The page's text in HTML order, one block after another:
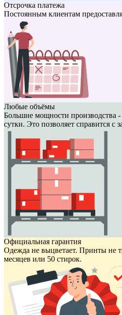
Отсрочка платежа
Постоянным клиентам
Любые объёмы
Большие мощности производства -
сутки. Это позволяет справится с
Официальная гарантия
Одежда не выцветает. Принты не
месяцев или 50 стирок.